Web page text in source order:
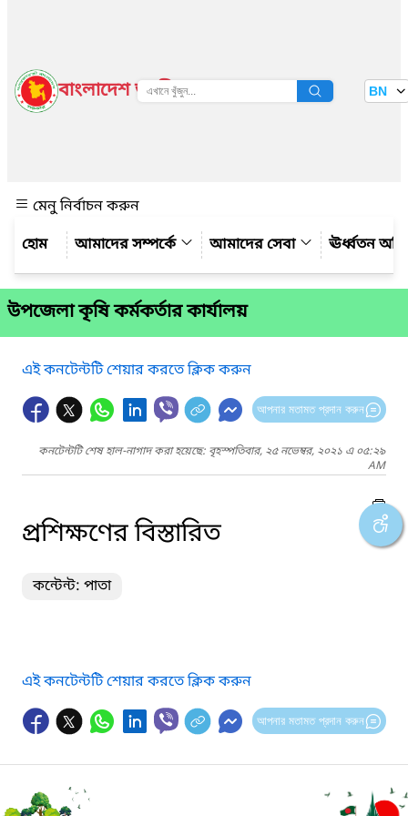
বাংলাদেশ জাতীয় তথ্য বাতায়ন BN
মেনু নির্বাচন করুন
আমাদের সম্পর্কে
আমাদের সেবা ঊর্ধ্বতন
উপজেলা কৃষি কর্মকর্তার কার্যালয়
এই কনটেন্টটি শেয়ার করতে ক্লিক করুন
আপনার মতামত প্রদান করুন
কনটেন্টটি শেষ হাল-নাগাদ করা হয়েছে: বৃহস্পতিবার, ২৫ নভেম্বর, ২০২১ এ ০৫:২৯
AM
প্রশিক্ষণের বিস্তারিত
কন্টেন্ট: পাতা
এই কনটেন্টটি শেয়ার করতে ক্লিক করুন
আপনার মতামত প্রদান করুন